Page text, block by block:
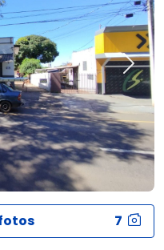
Next
7